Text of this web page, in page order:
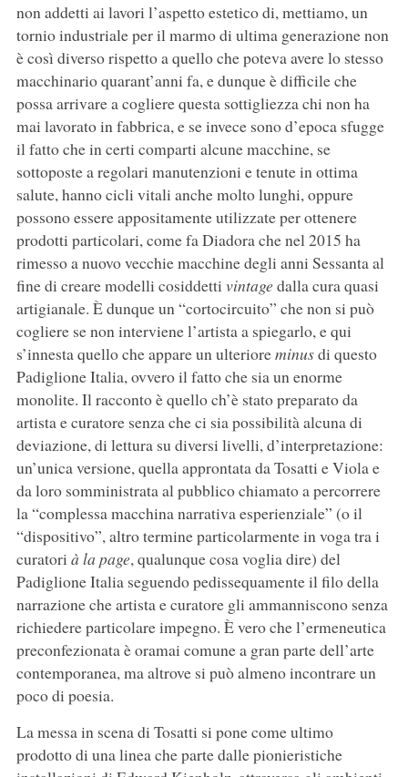
non addetti ai lavori l’aspetto estetico di, mettiamo, un
tornio industriale per il marmo di ultima generazione non
è così diverso rispetto a quello che poteva avere lo stesso
macchinario quarant’anni fa, e dunque è difficile che
possa arrivare a cogliere questa sottigliezza chi non ha
mai lavorato in fabbrica, e se invece sono d’epoca sfugge
il fatto che in certi comparti alcune macchine, se
sottoposte a regolari manutenzioni e tenute in ottima
salute, hanno cicli vitali anche molto lunghi, oppure
possono essere appositamente utilizzate per ottenere
prodotti particolari, come fa Diadora che nel 2015 ha
rimesso a nuovo vecchie macchine degli anni Sessanta al
fine di creare modelli cosiddetti vintagedalla cura quasi
artigianale. È dunque un “cortocircuito” che non si può
cogliere se non interviene l’artista a spiegarlo, e qui
s’innesta quello che appare un ulterioreminusdi questo
Padiglione Italia, ovvero il fatto che sia un enorme
monolite. Il racconto è quello ch’è stato preparato da
artista e curatore senza che ci sia possibilità alcuna di
deviazione, di lettura su diversi livelli, d’interpretazione:
un’unica versione, quella approntata da Tosatti e Viola e
da loro somministrata al pubblico chiamato a percorrere
la “complessa macchina narrativa esperienziale” (o il
“dispositivo”, altro termine particolarmente in voga tra i
curatori à la page, qualunque cosa voglia dire) del
Padiglione Italia seguendo pedissequamente il filo della
narrazione che artista e curatore gli ammanniscono senza
richiedere particolare impegno. È vero che l’ermeneutica
preconfezionata è oramai comune a gran parte dell’arte
contemporanea, ma altrove si può almeno incontrare un
poco di poesia.
La messa in scena di Tosatti si pone come ultimo
prodotto di una linea che parte dalle pionieristiche